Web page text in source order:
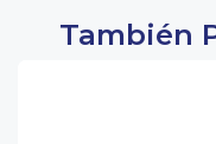
También